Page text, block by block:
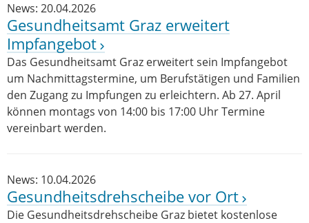
News: 20.04.2026
Gesundheitsamt Graz erweitert
Impfangebot
Das Gesundheitsamt Graz erweitert sein Impfangebot
um Nachmittagstermine, um Berufstätigen und Familien
den Zugang zu Impfungen zu erleichtern. Ab 27. April
können montags von 14:00 bis 17:00 Uhr Termine
vereinbart werden.
News: 10.04.2026
Gesundheitsdrehscheibe vor Ort
Die Gesundheitsdrehscheibe Graz bietet kostenlose